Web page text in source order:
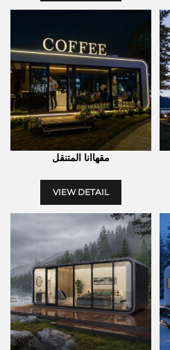
مقهاانا المتنقل
VIEW DETAIL